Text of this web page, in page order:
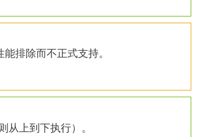
排除而不正式支持。
从上到下执行）。